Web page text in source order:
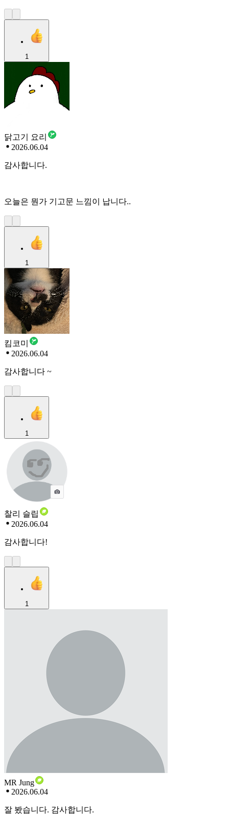
1
닭고기 요리
2026.06.04
감사합니다.
오늘은 뭔가 기고문 느낌이 납니다..
1
킴코미
2026.06.04
감사합니다 ~
1
찰리 슬립
2026.06.04
감사합니다!
1
MR Jung
2026.06.04
잘 봤습니다. 감사합니다.